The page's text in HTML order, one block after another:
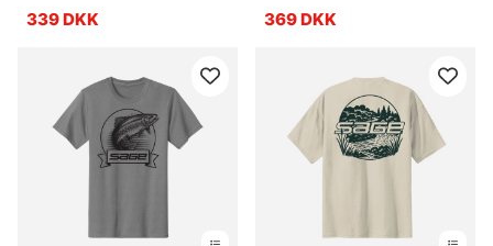
339 DKK
369 DKK